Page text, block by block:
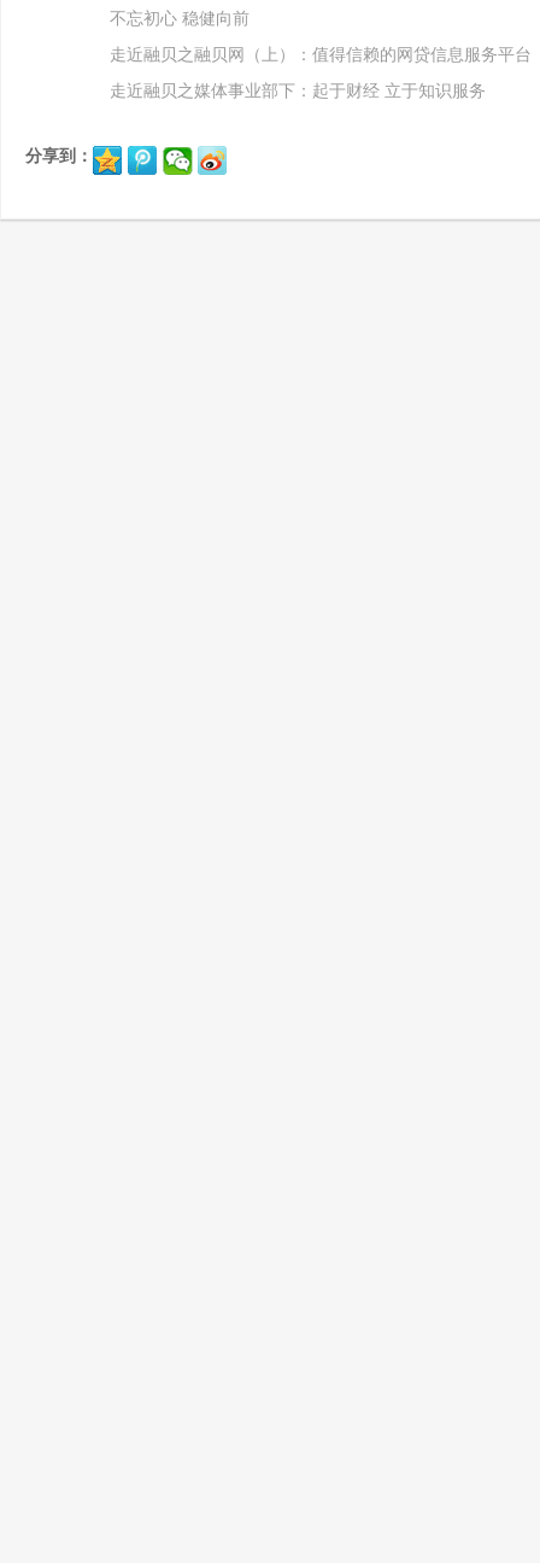
不忘初心 稳健向前
走近融贝之融贝网（上）：值得信赖的网贷信息服务平台
走近融贝之媒体事业部下：起于财经 立于知识服务
分享到：